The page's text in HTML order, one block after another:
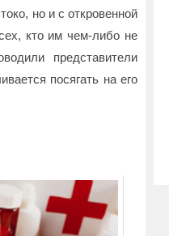
но и с откровенной
кто им чем-либо не
представители
посягать на его